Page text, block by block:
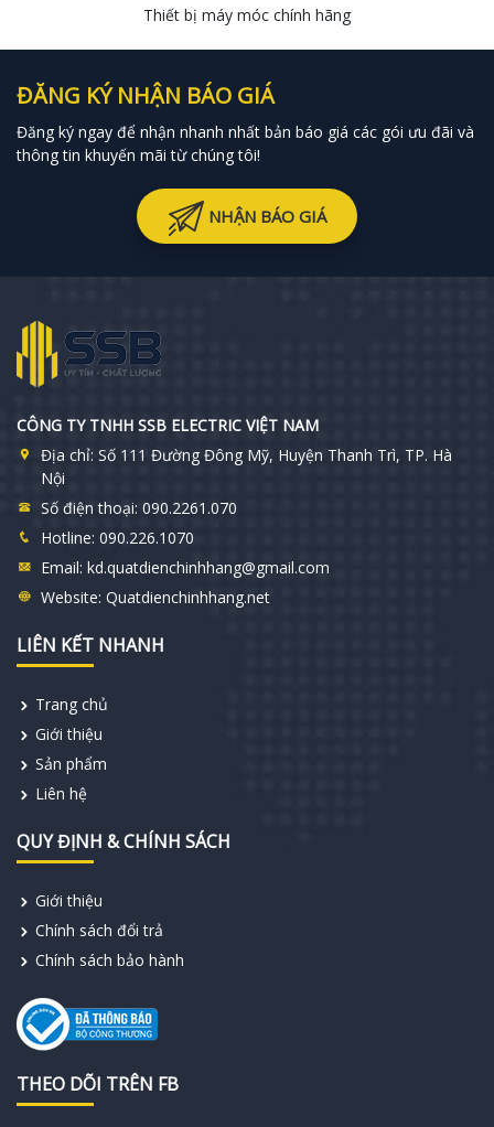
Thiết bị máy móc chính hãng
ĐĂNG KÝ NHẬN BÁO GIÁ
Đăng ký ngay để nhận nhanh nhất bản báo giá các gói ưu đãi và
thông tin khuyến mãi từ chúng tôi!
NHẬN BÁO GIÁ
CÔNG TY TNHH SSB ELECTRIC VIỆT NAM
Địa chỉ: Số 111 Đường Đông Mỹ, Huyện Thanh Trì, TP. Hà
Nội
Số điện thoại: 090.2261.070
Hotline: 090.226.1070
Email: kd.quatdienchinhhang@gmail.com
Website: Quatdienchinhhang.net
LIÊN KẾT NHANH
Trang chủ
Giới thiệu
Sản phẩm
Liên hệ
QUY ĐỊNH & CHÍNH SÁCH
Giới thiệu
Chính sách đổi trả
Chính sách bảo hành
THEO DÕI TRÊN FB